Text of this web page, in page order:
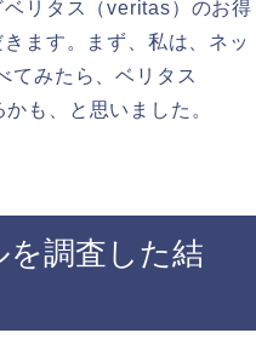
リタス（veritas）のお得
ます。まず、私は、ネッ
てみたら、ベリタス
も、と思いました。
調査した結